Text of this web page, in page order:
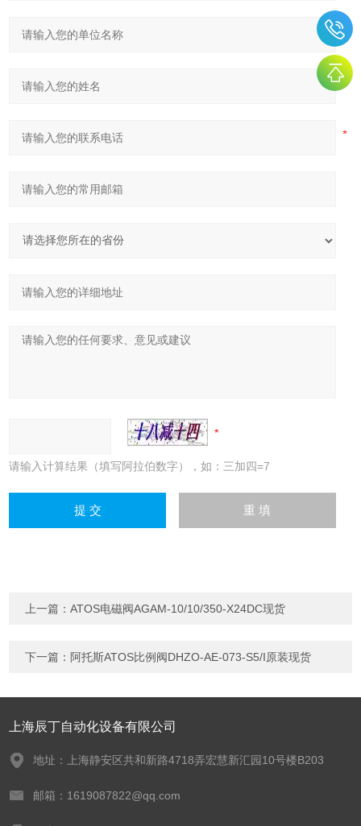
请输入计算结果（填写阿拉伯数字），如：三加四=7
上一篇：ATOS电磁阀AGAM-10/10/350-X24DC现货
下一篇： 阿托斯ATOS比例阀DHZO-AE-073-S5/I原装现货
上海辰丁自动化设备有限公司
地址：上海静安区共和新路4718弄宏慧新汇园10号楼B203
邮箱：1619087822@qq.com